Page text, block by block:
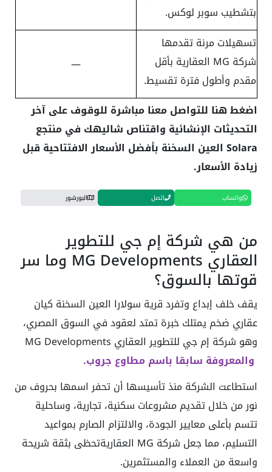
بتشطيب سوبر لوكس.
تسهيلات مرنة تقدمها
شركة MG العقارية بأقل
مقدم وأطول فترة تقسيط.
—
اضغط هنا للتواصل معنا مباشرة للوقوف على آخر
التحديثات الإنشائية واقتناص شاليهك في منتجع
Solara العين السخنة بأفضل الأسعار الافتتاحية قبل
زيادة الأسعار.
واتساب اتصل البورشور
من هي شركة إم جي للتطوير
العقاري MG Developments وما سر
قوتها بالسوق؟
يقف خلف إبداع وتفرد قرية سولارا العين السخنة كيان
عقاري ضخم يمتلك خبرة تمتد لعقود في السوق المصري،
وهو شركة إم جي للتطوير العقاري MG Developments
والمعروفة سابقا باسم مطاوع جروب.
استطاعت الشركة منذ تأسيسها أن تحفر اسمها بحروف من
نور من خلال تقديم مشروعات سكنية، تجارية، وساحلية
تتسم بأعلى معايير الجودة، والالتزام الصارم بمواعيد
التسليم، مما جعل شركة MG العقاريةتحظى بثقة شريحة
واسعة من العملاء والمستثمرين.